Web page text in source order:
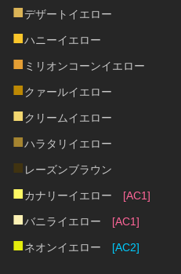
■デザートイエロー
■ハニーイエロー
■ ミリオンコーンイエロー
■クァールイエロー
■クリームイエロー
■ハラタリイエロー
■ レーズンブラウン
■カナリーイエロー [AC1]
■バニライエロー [AC1]
■ネオンイエロー [AC2]